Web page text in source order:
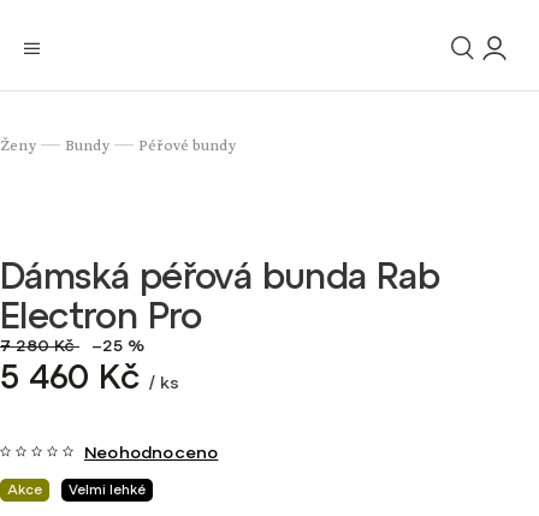
Ženy / Bundy / Péřové bundy
Dámská péřová bunda Rab
Electron Pro
7 280 Kč –25 %
5 460 Kč / ks
Akce Velmi lehké
Neohodnoceno